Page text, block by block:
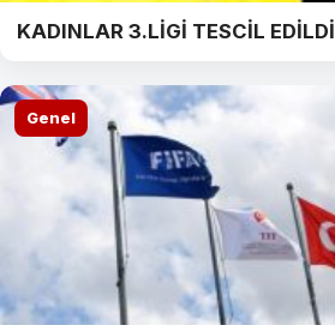
KADINLAR 3.LİGİ TESCİL EDİLDİ
Genel